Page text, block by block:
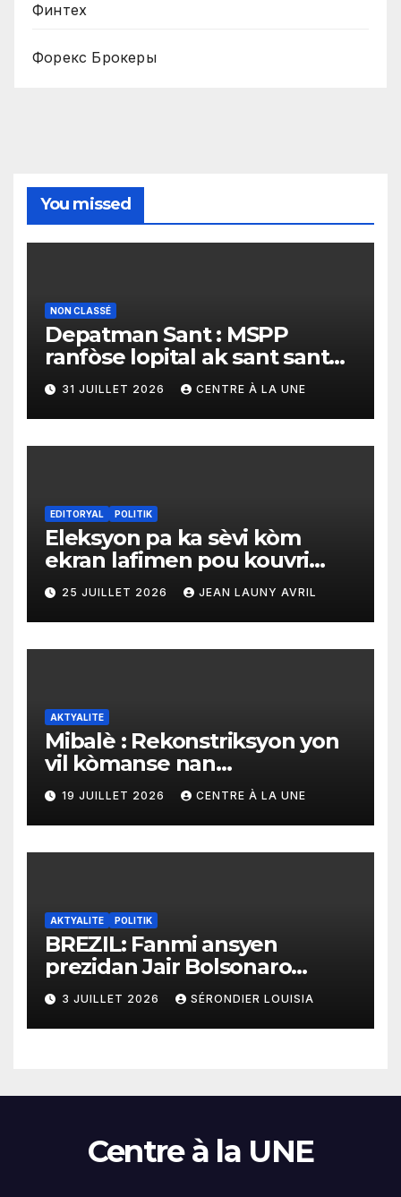
Финтех
Форекс Брокеры
You missed
NON CLASSÉ
Depatman Sant : MSPP
ranfòse lopital ak sant sante
yo ak yon enpòtan kagezon
materyèl medikal
31 JUILLET 2026 CENTRE À LA UNE
EDITORYAL POLITIK
Eleksyon pa ka sèvi kòm
ekran lafimen pou kouvri
echèk tranzisyon an
25 JUILLET 2026 JEAN LAUNY AVRIL
AKTYALITE
Mibalè : Rekonstriksyon yon
vil kòmanse nan
rekonstriksyon lespri moun
yo
19 JUILLET 2026 CENTRE À LA UNE
AKTYALITE POLITIK
BREZIL: Fanmi ansyen
prezidan Jair Bolsonaro
mande gouvènman
ameriken an ogmante taks
sou tout pwodui Brezil ap
3 JUILLET 2026 SÉRONDIER LOUISIA
Centre à la UNE